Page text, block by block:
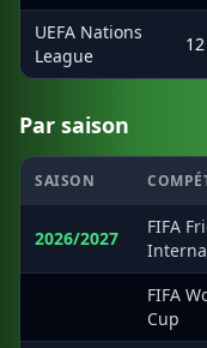
UEFA Nations
League
12
Par saison
SAISON
2026/2027
FIFA
FIFA
Cup